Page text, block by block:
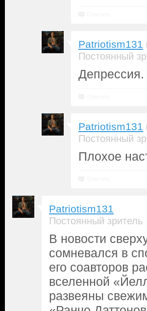
Patriotism131
Постоянный
Депрессия.
Patriotism131
Постоянный
Плохое
Patriotism131
Постоянный зритель
В новости
сомневался в
его соавторов
вселенной
развеяны